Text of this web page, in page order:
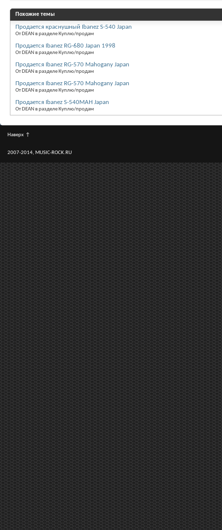
Похожие темы
Продается краснушный Ibanez S-540 Japan
От DEAN в разделе Куплю/продам
Продается Ibanez RG-680 Japan 1998
От DEAN в разделе Куплю/продам
Продается Ibanez RG-570 Mahogany Japan
От DEAN в разделе Куплю/продам
Продается Ibanez RG-570 Mahogany Japan
От DEAN в разделе Куплю/продам
Продается Ibanez S-540MAH Japan
От DEAN в разделе Куплю/продам
Наверх ↑
2007-2014, MUSIC-ROCK.RU